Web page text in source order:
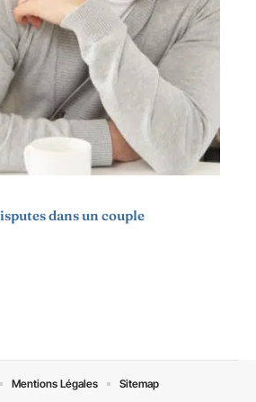
dans un couple
Mentions Légales Sitemap